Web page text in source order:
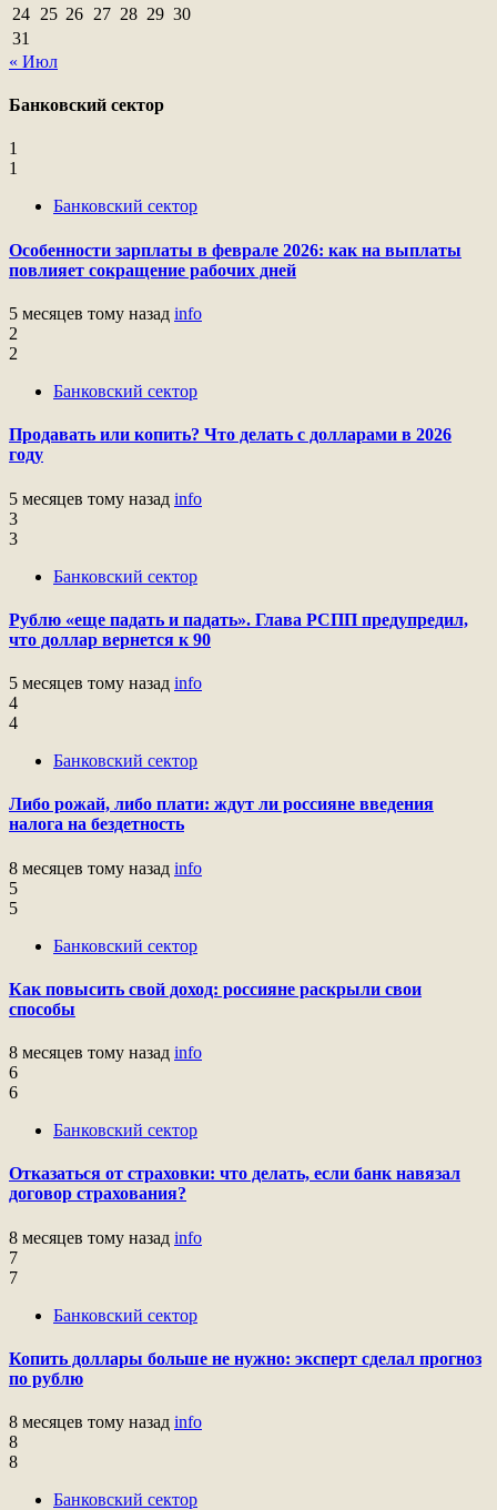
24 25 26 27 28 29 30
31
« Июл
Банковский сектор
1
1
Банковский сектор
Особенности зарплаты в феврале 2026: как на выплаты
повлияет сокращение рабочих дней
5 месяцев тому назад info
2
2
Банковский сектор
Продавать или копить? Что делать с долларами в 2026
году
5 месяцев тому назад info
3
3
Банковский сектор
Рублю «еще падать и падать». Глава РСПП предупредил,
что доллар вернется к 90
5 месяцев тому назад info
4
4
Банковский сектор
Либо рожай, либо плати: ждут ли россияне введения
налога на бездетность
8 месяцев тому назад info
5
5
Банковский сектор
Как повысить свой доход: россияне раскрыли свои
способы
8 месяцев тому назад info
6
6
Банковский сектор
Отказаться от страховки: что делать, если банк навязал
договор страхования?
8 месяцев тому назад info
7
7
Банковский сектор
Копить доллары больше не нужно: эксперт сделал прогноз
по рублю
8 месяцев тому назад info
8
8
Банковский сектор